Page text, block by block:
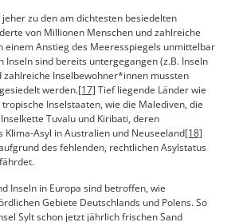
zu den am dichtesten besiedelten
von Millionen Menschen und zahlreiche
einem Anstieg des Meeresspiegels unmittelbar
Inseln sind bereits untergegangen (z.B. Inseln
zahlreiche Inselbewohner*innen mussten
werden.[17] Tief liegende Länder wie
Inselstaaten, wie die Malediven, die
Tuvalu und Kiribati, deren
Asyl in Australien und Neuseeland[18]
des fehlenden, rechtlichen Asylstatus
Inseln in Europa sind betroffen, wie
Gebiete Deutschlands und Polens. So
Sylt schon jetzt jährlich frischen Sand